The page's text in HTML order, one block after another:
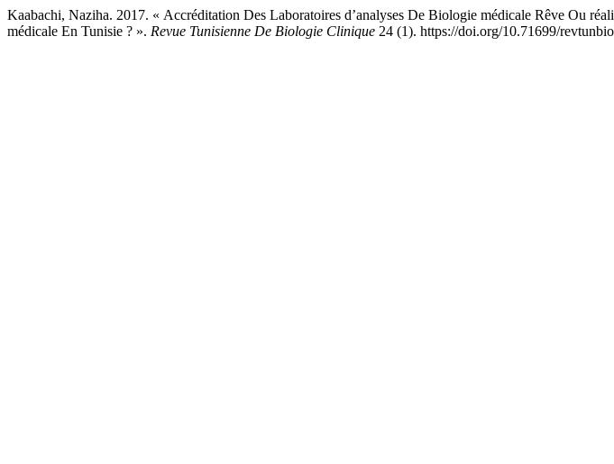
Kaabachi, Naziha. 2017. « Accréditation Des Laboratoires d’analyses De Biologie médicale Rêve Ou
médicale En Tunisie ? ». Revue Tunisienne De Biologie Clinique 24 (1). https://doi.org/10.71699/